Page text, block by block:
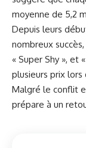
moyenne de 5,2
Depuis leurs
nombreux
« Super Shy »,
plusieurs prix lors
Malgré le conflit
prépare à un